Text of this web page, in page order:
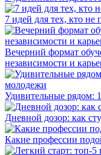
7 идей для тех, кто не
Вечерний формат
независимости и
Удивительные рядом:
Дневной дозор: как
Какие профессии